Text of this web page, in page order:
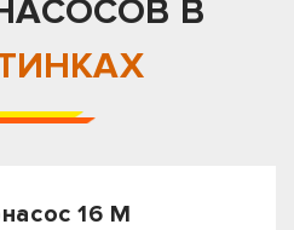
В
16 М